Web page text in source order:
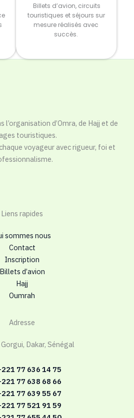
Billets d’avion, circuits
touristiques et séjours sur
mesure réalisés avec
succès.
l’organisation d’Omra, de Hajj et de
touristiques.
voyageur avec rigueur, foi et
Liens rapides
sommes nous
Contact
Inscription
Billets d’avion
Hajj
Oumrah
Adresse
Dakar, Sénégal
77 636 14 75
77 638 68 66
77 639 55 67
77 521 91 59